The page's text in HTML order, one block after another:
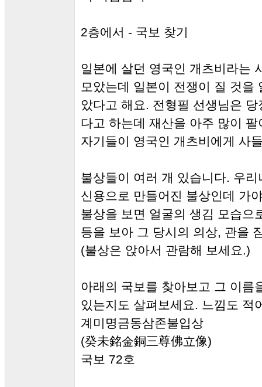
2층에서 - 국보 찾기
일본에 살던 영국인 개츠비라는
모았는데 일본이 전쟁이 질 것
았다고 해요. 전형필 선생님은
다고 하는데 재산을 아주 많이
자기들이 영국인 개츠비에게 사
불상들이 여러 개 있습니다. 우
신용으로 만들어진 불상인데 가
불상을 보면 얼굴의 생김 모습으
등을 보아 그 당시의 의상, 관을
(불상은 앉아서 관람해 보세요.)
아래의 국보를 찾아보고 그 이름
있는지도 살펴보세요. 느낌도 적
계미명금동삼존불입상
(癸未銘金銅三尊佛立像)
국보 72호